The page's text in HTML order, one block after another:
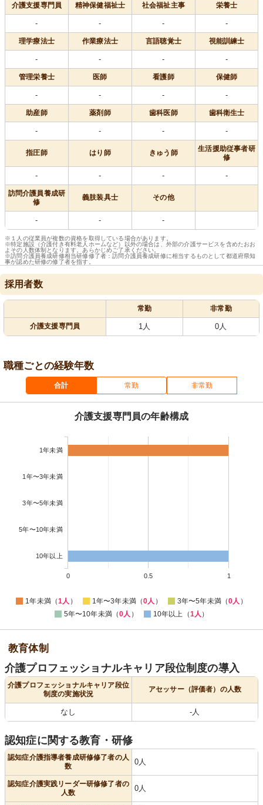
介護支援専門員 精神保健福祉士 社会福祉主事 栄養士
- - - -
理学療法士 作業療法士 言語聴覚士 視能訓練士
- - - -
管理栄養士 医師 看護師 保健師
- - - -
助産師 薬剤師 歯科医師 歯科衛生士
- - - -
指圧師 はり師 きゅう師
生活援助従事者研
修
- - - -
訪問介護員養成研
修
義肢装具士 その他
- - -
※１人の従業員が複数の資格を取得している場合があります。
※特定施設（介護付き有料老人ホームなど）以外の場合は、外部の介護サービスを含めたおお
よその人数体制となります。あらかじめご了承ください。
※訪問介護員養成研修相当研修修了者：訪問介護員養成研修に相当するものとして都道府県知
事が認めた研修の修了者を指す。
採用者数
常勤 非常勤
介護支援専門員 1人 0人
職種ごとの経験年数
合計 常勤 非常勤
介護支援専門員の年齢構成
1年未満
1年〜3年未満
3年〜5年未満
5年〜10年未満
10年以上
0 0.5 1
1年未満（1人 ） 1年〜3年未満（0人 ） 3年〜5年未満（0人 ）
5年〜10年未満（0人 ） 10年以上（1人 ）
教育体制
介護プロフェッショナルキャリア段位制度の導入
介護プロフェッショナルキャリア段位
制度の実施状況
アセッサー（評価者）の人数
なし -人
認知症に関する教育・研修
認知症介護指導者養成研修修了者の人
数
0人
認知症介護実践リーダー研修修了者の
人数
0人